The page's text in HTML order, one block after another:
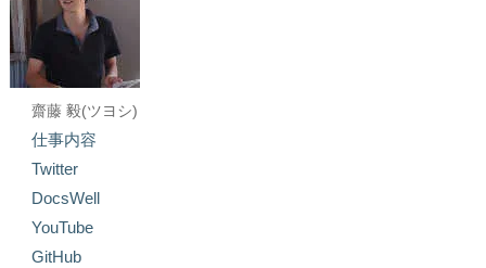
齋藤 毅(ツヨシ)
仕事内容
Twitter
DocsWell
YouTube
GitHub